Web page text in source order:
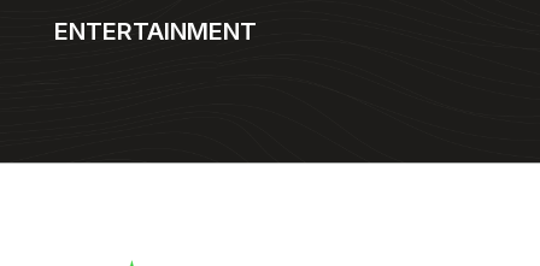
ENTERTAINMENT